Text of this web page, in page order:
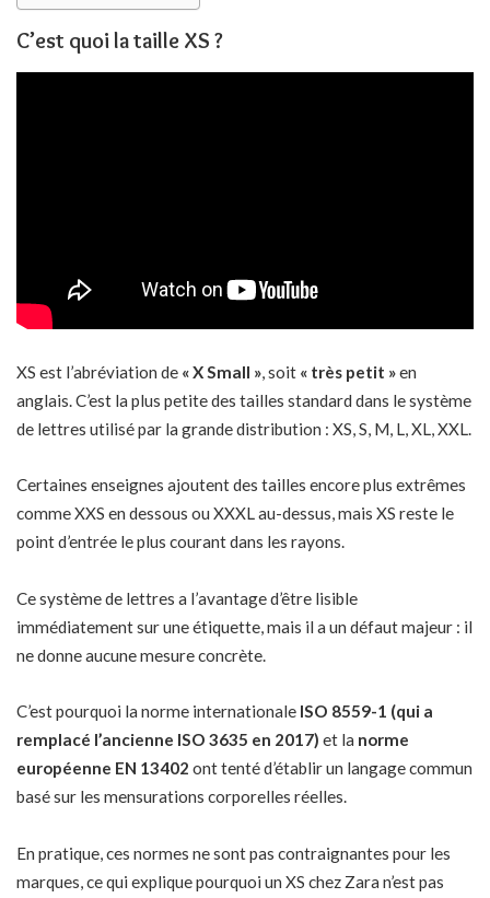
C’est quoi la taille XS ?
XS est l’abréviation de « X Small », soit « très petit »en
anglais. C’est la plus petite des tailles standard dans le système
de lettres utilisé par la grande distribution : XS, S, M, L, XL, XXL.
Certaines enseignes ajoutent des tailles encore plus extrêmes
comme XXS en dessous ou XXXL au-dessus, mais XS reste le
point d’entrée le plus courant dans les rayons.
Ce système de lettres a l’avantage d’être lisible
immédiatement sur une étiquette, mais il a un défaut majeur : il
ne donne aucune mesure concrète.
C’est pourquoi la norme internationale ISO 8559-1 (qui a
remplacé l’ancienne ISO 3635 en 2017) et la norme
européenne EN 13402 ont tenté d’établir un langage commun
basé sur les mensurations corporelles réelles.
En pratique, ces normes ne sont pas contraignantes pour les
marques, ce qui explique pourquoi un XS chez Zara n’est pas